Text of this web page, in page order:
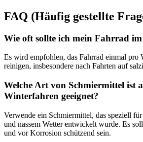
FAQ (Häufig gestellte
Wie oft sollte ich mein Fahrrad
Es wird empfohlen, das Fahrrad einmal pro
reinigen, insbesondere nach Fahrten auf
Welche Art von Schmiermittel ist
Winterfahren geeignet?
Verwende ein Schmiermittel, das speziell
und nassem Wetter entwickelt wurde. Es
und vor Korrosion schützend sein.